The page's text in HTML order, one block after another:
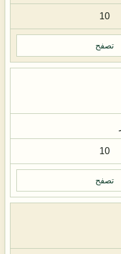
10
تصفح
10
تصفح